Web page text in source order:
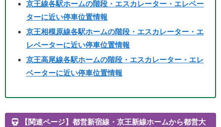
京王線各駅ホームの階段・エスカレーター・エレベー
ターに近い停車位置情報
京王相模原線各駅ホームの階段・エスカレーター・エ
レベーターに近い停車位置情報
京王高尾線各駅ホームの階段・エスカレーター・エレ
ベーターに近い停車位置情報
【関連ページ】都営新宿線・京王新線ホームから都営大